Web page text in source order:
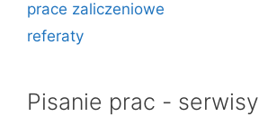
prace zaliczeniowe
referaty
Pisanie prac - serwisy